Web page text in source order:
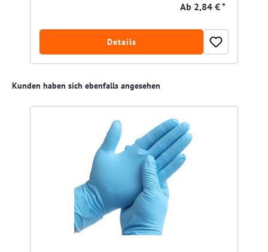
Ab 2,84 € *
Details
Produktgalerie überspringen
Kunden haben sich ebenfalls angesehen